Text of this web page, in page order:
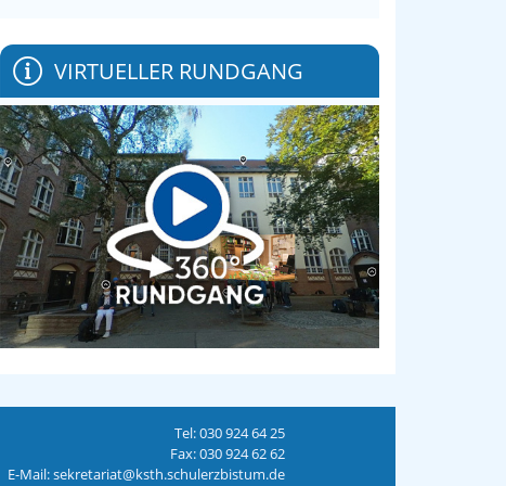
VIRTUELLER RUNDGANG
Tel: 030 924 64 25
Fax: 030 924 62 62
E-Mail: sekretariat@ksth.schulerzbistum.de